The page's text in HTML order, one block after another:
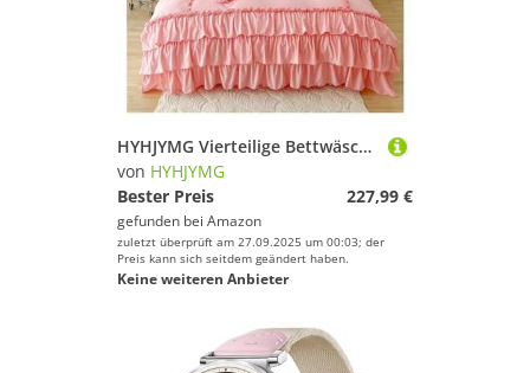
HYHJYMG Vierteilige Bettwäsche-Set Ruffle Queen Twin Gewaschene Mikrofaser-Bettwäsche Shabby Chic Bauernhaus Duvet Cover Kissen Shams Bett Vier Teile Set (Bianco-King 220x240 cm 3pcs
von HYHJYMG
Bester Preis
227,99 €
gefunden bei Amazon
zuletzt überprüft am 27.09.2025 um 00:03; der
Preis kann sich seitdem geändert haben.
Keine weiteren Anbieter